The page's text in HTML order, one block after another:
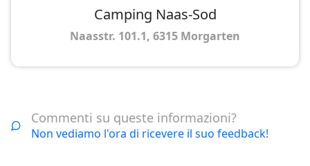
Camping Naas-Sod
Naasstr. 101.1, 6315 Morgarten
Commenti su queste informazioni?
Non vediamo l'ora di ricevere il suo feedback!